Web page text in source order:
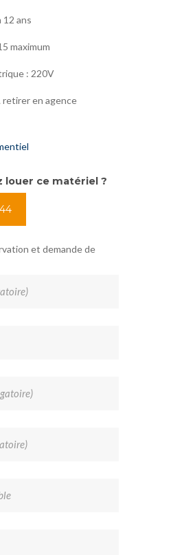
12 ans
maximum
: 220V
en agence
louer ce matériel ?
et demande de